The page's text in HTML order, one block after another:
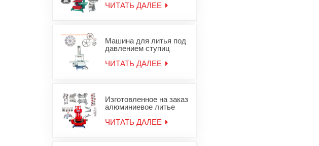
алюминиевых слитков
для цинковых
ЧИТАТЬ ДАЛЕЕ
Машина для литья под
давлением ступиц
сплава
ЧИТАТЬ ДАЛЕЕ
Изготовленное на заказ
алюминиевое литье
оборудование для
ЧИТАТЬ ДАЛЕЕ